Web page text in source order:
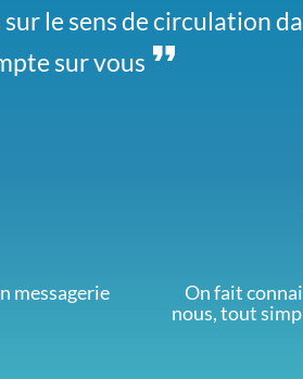
le sens de circulation
sur vous
aller au festival des
aussi
messagerie
On fait
nous, tout